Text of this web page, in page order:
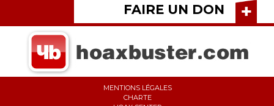
FAIRE UN DON
MENTIONS LÉGALES
CHARTE